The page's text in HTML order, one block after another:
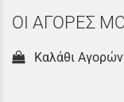
ΟΙ ΑΓΟΡΕΣ
Καλάθι Αγορών